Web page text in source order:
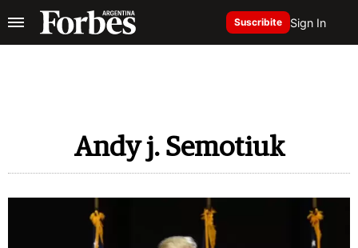
Suscribite Sign In
Andy j. Semotiuk